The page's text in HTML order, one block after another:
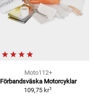
Moto112+
Förbandsväska Motorcyklar
109,75 kr1